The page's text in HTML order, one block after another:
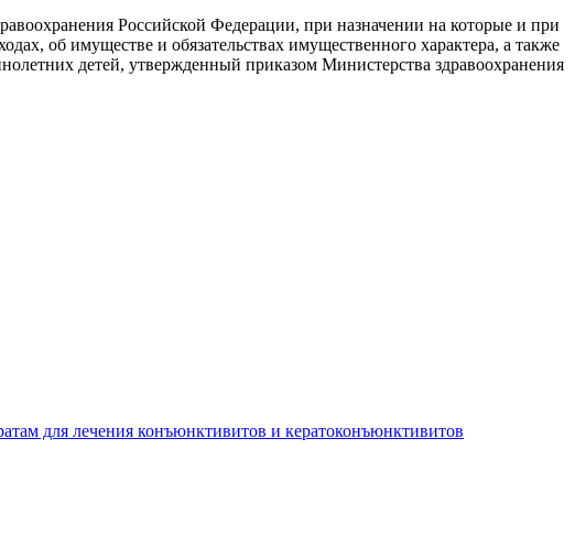
Российской Федерации, при назначении на которые и при
об имуществе и обязательствах имущественного характера, а также
детей, утвержденный приказом Министерства здравоохранения
для лечения конъюнктивитов и кератоконъюнктивитов